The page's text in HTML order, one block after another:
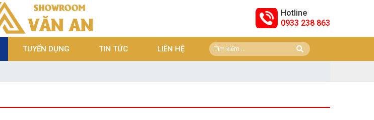
Hotline
0933 238 863
TUYỂN DỤNG TIN TỨC LIÊN HỆ